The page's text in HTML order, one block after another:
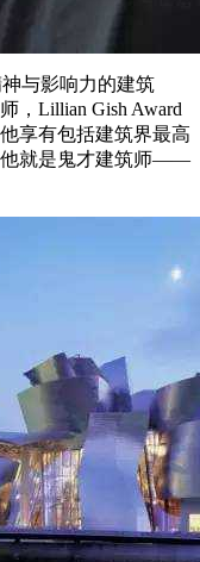
与影响力的建筑
，Lillian Gish Award
享有包括建筑界最高
就是鬼才建筑师——